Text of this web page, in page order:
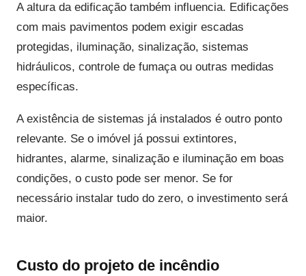
A altura da edificação também influencia. Edificações
com mais pavimentos podem exigir escadas
protegidas, iluminação, sinalização, sistemas
hidráulicos, controle de fumaça ou outras medidas
específicas.
A existência de sistemas já instalados é outro ponto
relevante. Se o imóvel já possui extintores,
hidrantes, alarme, sinalização e iluminação em boas
condições, o custo pode ser menor. Se for
necessário instalar tudo do zero, o investimento será
maior.
Custo do projeto de incêndio